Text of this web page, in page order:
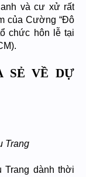
anh và cư xử rất
của Cường “Đô
chức hôn lễ tại
SẺ VỀ DỰ
Trang
Trang dành thời